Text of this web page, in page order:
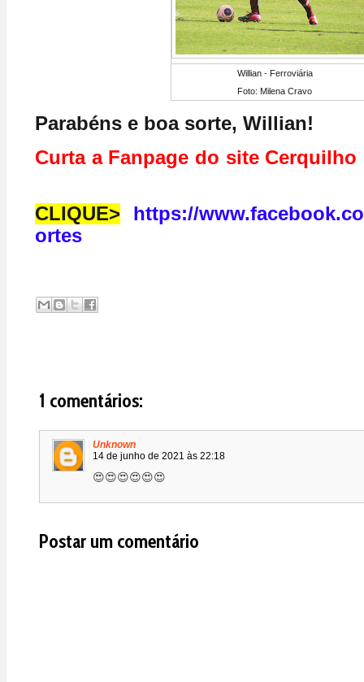
Willian - Ferroviária
Foto: Milena Cravo
Parabéns e boa sorte, Willian!
Curta a Fanpage do site
CLIQUE>
https://
ortes
1 comentários:
Unknown
14 de junho de 2021 às 22:18
😍😍😍😍😍😍
Postar um comentário